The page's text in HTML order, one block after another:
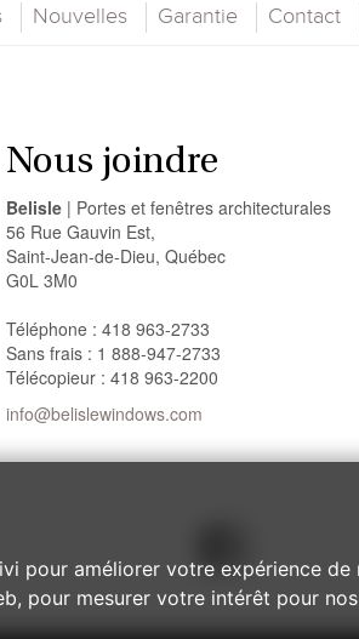
pour améliorer votre expérience
, pour mesurer votre intérêt pour
Nouvelles Garantie Contact
Nous joindre
Belisle | Portes et fenêtres architecturales
56 Rue Gauvin Est,
Saint-Jean-de-Dieu, Québec
G0L 3M0
Téléphone : 418 963-2733
Sans frais : 1 888-947-2733
Télécopieur : 418 963-2200
info@belislewindows.com